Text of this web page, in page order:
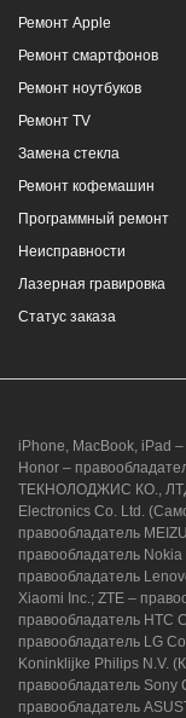
г.
2/4
8 (964)
г.
г.
2/3
8 (964)
Ремонт Apple
Ремонт смартфонов
Ремонт ноутбуков
Ремонт TV
Замена стекла
Ремонт кофемашин
Программный ремонт
Неисправности
Лазерная гравировка
Статус заказа
iPhone, MacBook, iPad
Honor –
ТЕКНОЛОДЖИС КО.,
Electronics Co. Ltd.
правообладатель
правообладатель
правообладатель
Xiaomi Inc.; ZTE –
правообладатель
правообладатель LG
Koninklijke Philips N.V.
правообладатель
правообладатель